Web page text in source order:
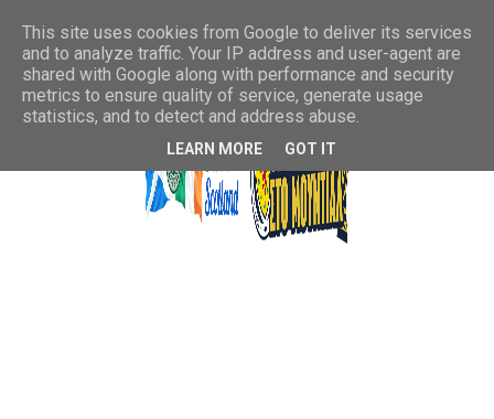
This site uses cookies from Google to deliver its services
and to analyze traffic. Your IP address and user-agent are
shared with Google along with performance and security
metrics to ensure quality of service, generate usage
statistics, and to detect and address abuse.
LEARN MORE GOT IT